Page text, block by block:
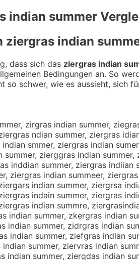
indian summer
ziergras indian
dass sich das ziergras indian
Bedingungen an. So
so schwer, wie es aussieht, sich
zirgras indian summer,
ndian summer, ziergras
smmer, ziergras indian
zierggras indian
inddian summer, ziergras
ziergras indian summeer,
indian summer, ziergrsa
indain summer, ziergras
indian summre,
indian summer, zkergras indian
indian summer, zidrgras indian
indian summer, ziefgras indian
summer, ziervras indian
indian summer, ziergdas indian